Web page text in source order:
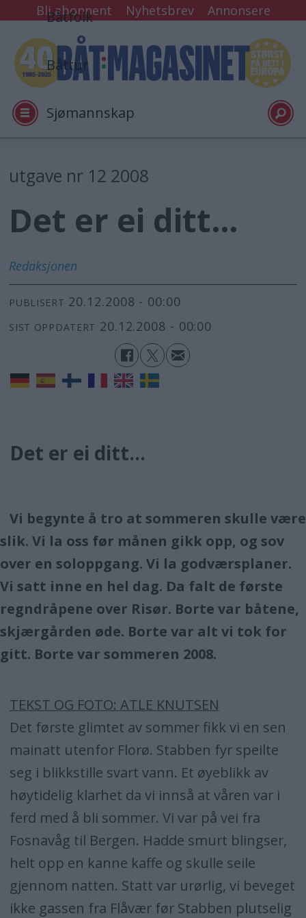
Bli abonnent Nyhetsbrev Annonsere
Båtfolk
Båttur
Sjømannskap
Arkiv
Logg inn
utgave nr 12 2008
Det er ei ditt…
Redaksjonen
PUBLISERT 20.12.2008 - 00:00
SIST OPPDATERT 20.12.2008 - 00:00
Det er ei ditt…
Vi begynte å tro at sommeren skulle være
slik. Vi la oss før månen gikk opp, og sov
over en soloppgang. Vi la godværsplaner.
Vi satt inne en hel dag. Da falt de første
regndråpene over Risør. Borte var båtene,
skjærgården øde. Borte var alt vi tok for
gitt. Borte var sommeren 2008.
TEKST OG FOTO: ATLE KNUTSEN
Det første glimtet av sommer fikk vi en sen
mainatt utenfor Florø. Stabben fyr speilte
seg i blikkstille svart vann. Et øyeblikk av
høytidelig klarhet da vi innså at våren var i
ferd med å bli sommer. Vi var på vei fra
Fosnavåg til Bergen. Hadde smurt blingser,
helt opp en kanne kaffe og skulle seile
gjennom natten. Statt var urørlig, vi beveget
ikke gassen fra Flåvær før Stabben plutselig